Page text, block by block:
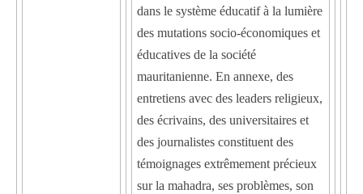
dans le système éducatif à la lumière
des mutations socio-économiques et
éducatives de la société
mauritanienne. En annexe, des
entretiens avec des leaders religieux,
des écrivains, des universitaires et
des journalistes constituent des
témoignages extrêmement précieux
sur la mahadra, ses problèmes, son